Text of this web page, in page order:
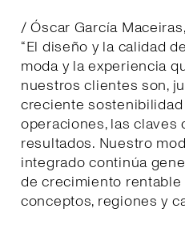
/ Óscar García
“El diseño y la calidad
moda y la experiencia
nuestros clientes son,
creciente
operaciones, las claves
resultados. Nuestro
integrado continúa
de crecimiento
conceptos, regiones y